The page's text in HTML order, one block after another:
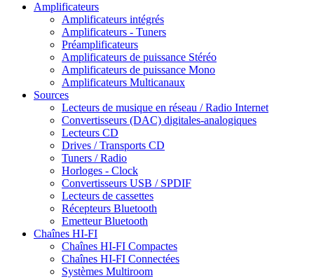
Amplificateurs
Amplificateurs intégrés
Amplificateurs - Tuners
Préamplificateurs
Amplificateurs de puissance Stéréo
Amplificateurs de puissance Mono
Amplificateurs Multicanaux
Sources
Lecteurs de musique en réseau / Radio Internet
Convertisseurs (DAC) digitales-analogiques
Lecteurs CD
Drives / Transports CD
Tuners / Radio
Horloges - Clock
Convertisseurs USB / SPDIF
Lecteurs de cassettes
Récepteurs Bluetooth
Emetteur Bluetooth
Chaînes HI-FI
Chaînes HI-FI Compactes
Chaînes HI-FI Connectées
Systèmes Multiroom